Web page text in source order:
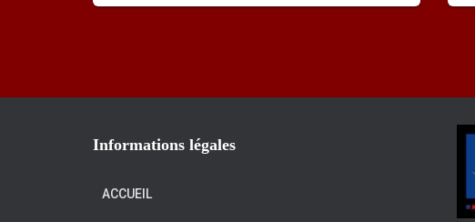
Informations légales
ACCUEIL